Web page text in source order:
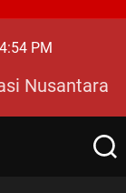
:55 PM
Nusantara
S